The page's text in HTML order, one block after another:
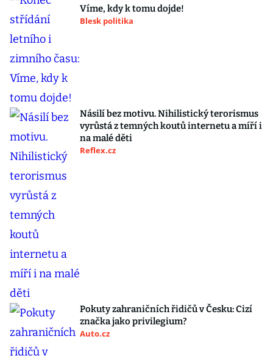
Víme, kdy k tomu dojde!
Blesk politika
Násilí bez motivu. Nihilistický terorismus
vyrůstá z temných koutů internetu a míří i
na malé děti
Reflex.cz
Pokuty zahraničních řidičů v Česku: Cizí
značka jako privilegium?
Auto.cz